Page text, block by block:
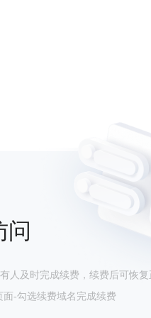
问
人及时完成续费，续费后可恢复
-勾选续费域名完成续费